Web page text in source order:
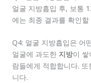
얼굴 지방흡입 후, 보통
에는 최종 결과를 확인할
Q4: 얼굴 지방흡입은 어
얼굴에 과도한 지방이 쌓
람들에게 적합합니다.
니다.